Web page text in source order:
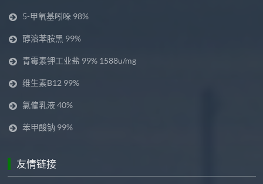
5-甲氧基吲哚 98%
醇溶苯胺黑 99%
青霉素钾工业盐 99% 1588u/mg
维生素B12 99%
氯偏乳液 40%
苯甲酸钠 99%
友情链接